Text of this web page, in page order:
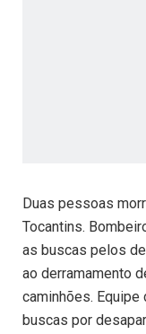
Duas pessoas
Tocantins.
as buscas pelos
ao derramamento
caminhões.
buscas por